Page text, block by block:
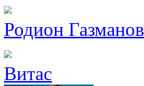
Родион Газманов
Витас